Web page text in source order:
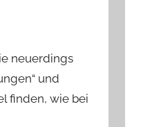
neuerdings
und
finden, wie bei